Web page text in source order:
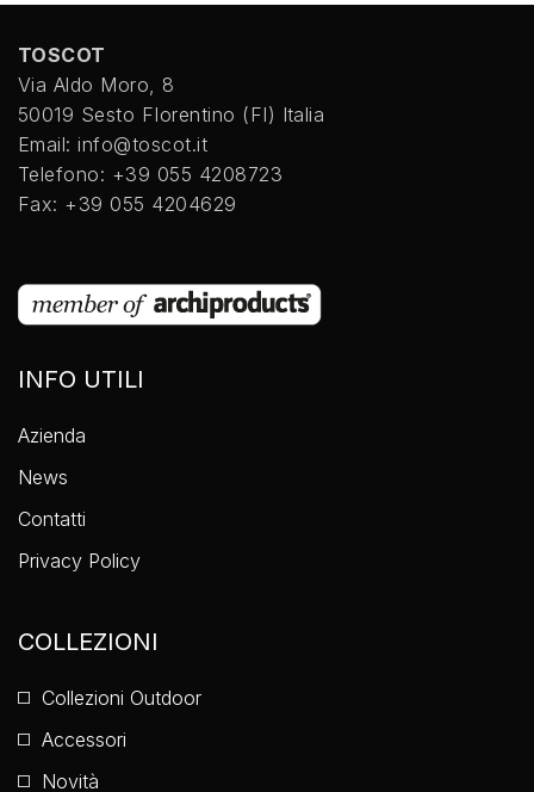
TOSCOT
Via Aldo Moro, 8
50019 Sesto FIorentino (FI) Italia
Email: info@toscot.it
Telefono: +39 055 4208723
Fax: +39 055 4204629
INFO UTILI
Azienda
News
Contatti
Privacy Policy
COLLEZIONI
Collezioni Outdoor
Accessori
Novità